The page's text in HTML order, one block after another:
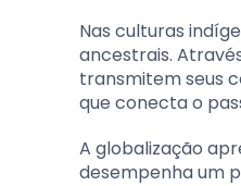
Nas culturas
ancestrais.
transmitem seus
que conecta o
A globalização
desempenha um